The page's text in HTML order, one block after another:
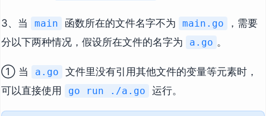
3、当 main 函数所在的文件名字不为 main.go
，需要
分以下两种情况，假设所在文件的名字为
a.go 。
① 当 a.go
文件里没有引用其他文件的变量等元素时，
可以直接使用
go run ./a.go 运行。